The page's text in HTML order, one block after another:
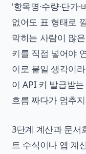
'항목명·수량·단가
없어도 표 형태로
막히는 사람이 많
키를 직접 넣어야
이로 붙일 생각이
이 API 키 발급받는
흐름 짜다가 멈추
3단계 계산과 문서
트 수식이나 앱 계